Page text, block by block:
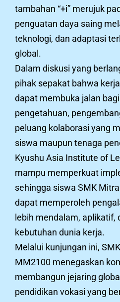
tambahan “+i” merujuk
penguatan daya saing
teknologi, dan adaptasi
global.
Dalam diskusi yang
pihak sepakat bahwa
dapat membuka jalan
pengetahuan,
peluang kolaborasi yang
siswa maupun tenaga
Kyushu Asia Institute of
mampu memperkuat
sehingga siswa SMK
dapat memperoleh
lebih mendalam, aplikatif,
kebutuhan dunia kerja.
Melalui kunjungan ini,
MM2100 menegaskan
membangun jejaring
pendidikan vokasi yang